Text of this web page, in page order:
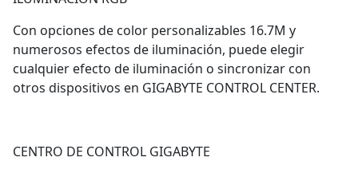
Con opciones de color personalizables 16.7M y
numerosos efectos de iluminación, puede elegir
cualquier efecto de iluminación o sincronizar con
otros dispositivos en GIGABYTE CONTROL CENTER.
CENTRO DE CONTROL GIGABYTE